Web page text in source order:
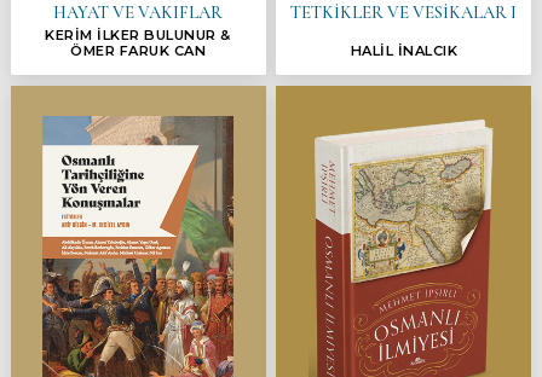
HAYAT VE VAKIFLAR
KERİM İLKER BULUNUR &
ÖMER FARUK CAN
TETKİKLER VE VESİKALAR I
HALİL İNALCIK